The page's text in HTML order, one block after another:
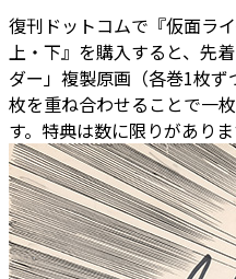
復刊ドットコムで『仮面ラ
上・下』を購入すると、先
ダー」複製原画（各巻1枚
枚を重ね合わせることで一
す。特典は数に限りがあり